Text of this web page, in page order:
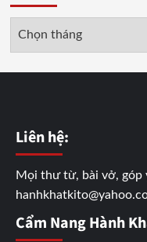
Liên hệ:
Mọi thư từ, bài vở, góp
Cẩm Nang Hành